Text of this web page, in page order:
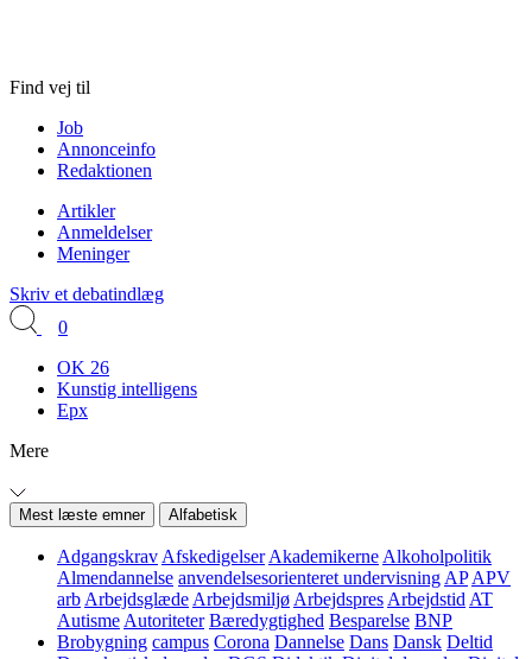
Find vej til
Job
Annonceinfo
Redaktionen
Artikler
Anmeldelser
Meninger
Skriv et debatindlæg
0
OK 26
Kunstig intelligens
Epx
Mere
Mest læste emner Alfabetisk
Adgangskrav Afskedigelser Akademikerne Alkoholpolitik
Almendannelse anvendelsesorienteret undervisning AP APV
arb Arbejdsglæde Arbejdsmiljø Arbejdspres Arbejdstid AT
Autisme Autoriteter Bæredygtighed Besparelse BNP
Brobygning campus Corona Dannelse Dans Dansk Deltid